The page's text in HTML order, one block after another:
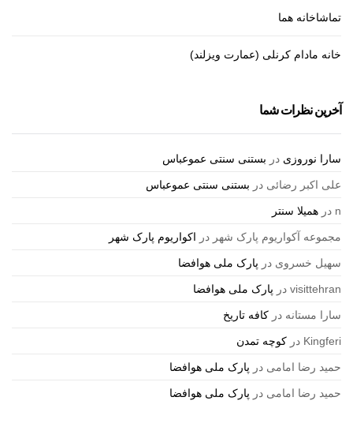
تماشاخانه هما
خانه مادام کرنلی (عمارت ویزلند)
آخرین نظرات شما
سارا نوروزی در بستنی سنتی عموعباس
علی اکبر رضائی در بستنی سنتی عموعباس
n در همیلا سنتر
مجموعه آکواریوم پارک شهر در اکواریوم پارک شهر
سهیل خسروی در پارک ملی هوافضا
visittehran در پارک ملی هوافضا
سارا مستانه در کافه تاریخ
Kingferi در کوچه تمدن
حمید رضا امامی در پارک ملی هوافضا
حمید رضا امامی در پارک ملی هوافضا